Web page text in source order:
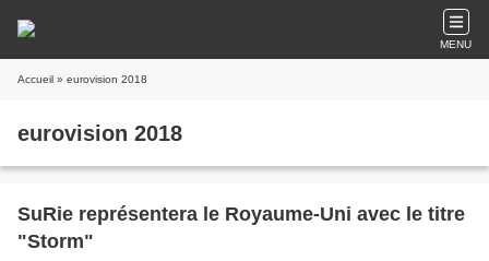
MENU
Accueil » eurovision 2018
eurovision 2018
SuRie représentera le Royaume-Uni avec le titre
"Storm"